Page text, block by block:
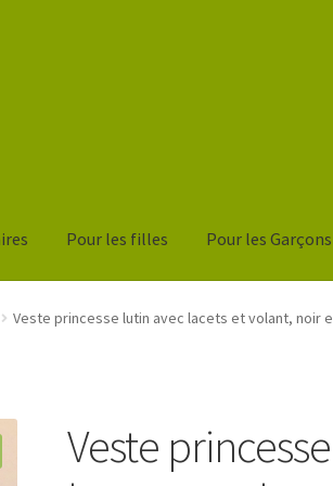
Pour les filles Pour les Garçons
Veste princesse lutin avec lacets et volant, noir
Veste